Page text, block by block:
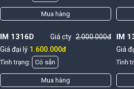
Mua hàng
IM 1316D Giá cty 2.000.000đ
Giá đại lý 1.600.000đ
Tình trạng: Có sẳn
Mua hàng
IM
Giá
Tình